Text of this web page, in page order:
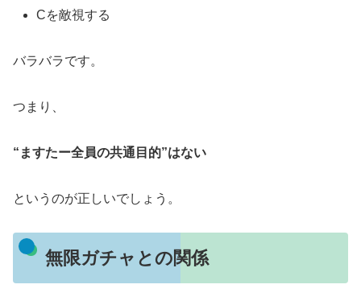
Cを敵視する
バラバラです。
つまり、
“ますたー全員の共通目的”はない
というのが正しいでしょう。
無限ガチャとの関係